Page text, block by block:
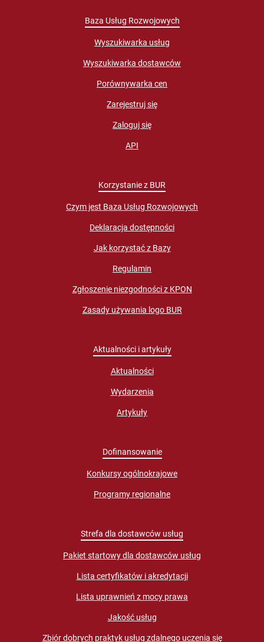
Baza Usług Rozwojowych
Wyszukiwarka usług
Wyszukiwarka dostawców
Porównywarka cen
Zarejestruj się
Zaloguj się
API
Korzystanie z BUR
Czym jest Baza Usług Rozwojowych
Deklaracja dostępności
Jak korzystać z Bazy
Regulamin
Zgłoszenie niezgodności z KPON
Zasady używania logo BUR
Aktualności i artykuły
Aktualności
Wydarzenia
Artykuły
Dofinansowanie
Konkursy ogólnokrajowe
Programy regionalne
Strefa dla dostawców usług
Pakiet startowy dla dostawców usług
Lista certyfikatów i akredytacji
Lista uprawnień z mocy prawa
Jakość usług
Zbiór dobrych praktyk usług zdalnego uczenia się